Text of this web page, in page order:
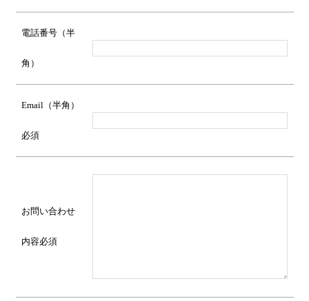
電話番号（半
角）
Email（半角）
必須
お問い合わせ
内容必須